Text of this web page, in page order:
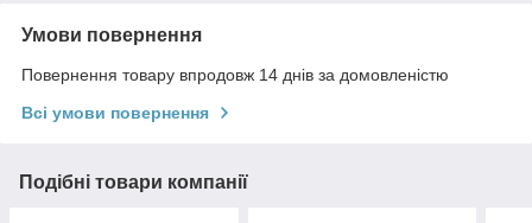
Умови повернення
Повернення товару впродовж 14 днів за домовленістю
Всі умови повернення
Подібні товари компанії